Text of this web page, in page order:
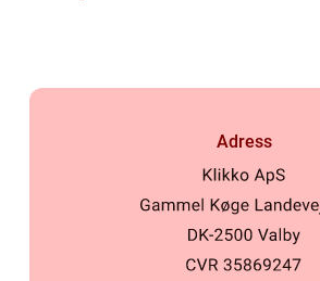
Adress